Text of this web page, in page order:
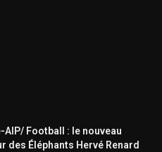
AIP/ Football : le nouveau
des Éléphants Hervé Renard